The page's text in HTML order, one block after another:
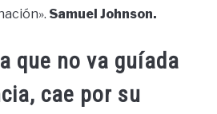
Samuel Johnson.
que no va guíada
cae por su